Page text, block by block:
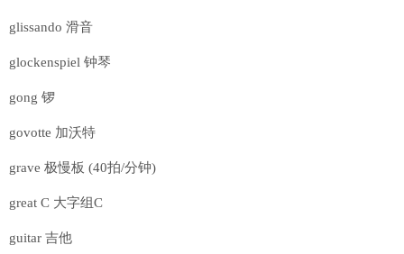
glissando 滑音
glockenspiel 钟琴
gong 锣
govotte 加沃特
grave 极慢板 (40拍/分钟)
great C 大字组C
guitar 吉他